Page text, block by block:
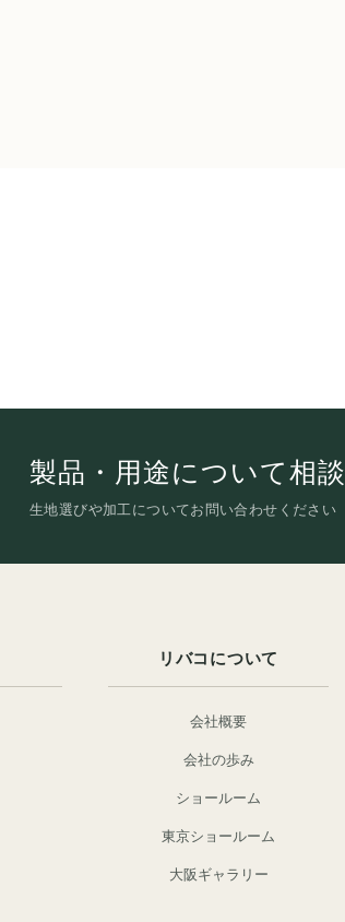
製品・用途について相談
生地選びや加工についてお問い合わせください
リバコについて
会社概要
会社の歩み
ショールーム
東京ショールーム
大阪ギャラリー